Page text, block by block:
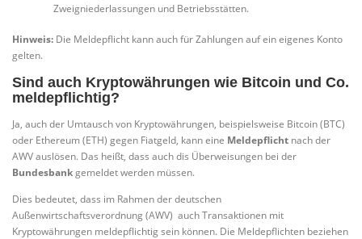
Zweigniederlassungen und Betriebsstätten.
Hinweis: Die Meldepflicht kann auch für Zahlungen auf ein eigenes Konto
gelten.
Sind auch Kryptowährungen wie Bitcoin und Co.
meldepflichtig?
Ja, auch der Umtausch von Kryptowährungen, beispielsweise Bitcoin (BTC)
oder Ethereum (ETH) gegen Fiatgeld, kann eine Meldepflicht nach der
AWV auslösen. Das heißt, dass auch dis Überweisungen bei der
Bundesbankgemeldet werden müssen.
Dies bedeutet, dass im Rahmen der deutschen
Außenwirtschaftsverordnung (AWV) auch Transaktionen mit
Kryptowährungen meldepflichtig sein können. Die Meldepflichten beziehen